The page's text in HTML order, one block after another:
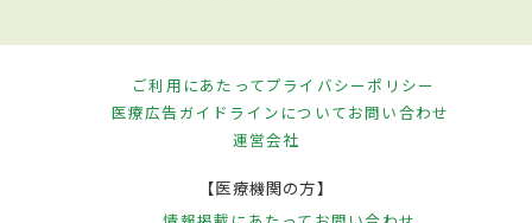
ご利用にあたってプライバシーポリシー
医療広告ガイドラインについてお問い合わせ
運営会社
【医療機関の方】